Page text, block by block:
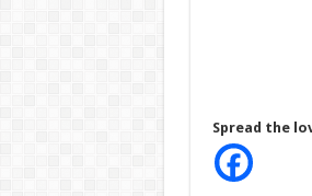
Spread the